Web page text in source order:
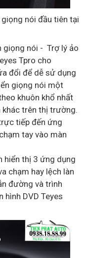
nói đầu tiên tại
giọng nói - Trợ lý ảo
Tpro cho
đổi để dễ sử dụng
giọng nói một
khuôn khổ nhất
khác trên thị trường.
tiếp đến ứng
tay vào màn
hiển thị 3 ứng dụng
chạm hay lệch làn
đường và trình
hình DVD Teyes